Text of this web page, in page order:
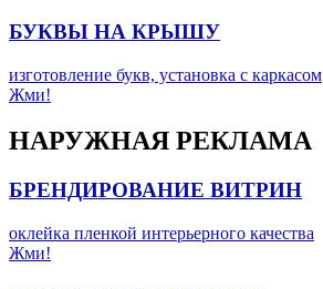
БУКВЫ НА КРЫШУ
изготовление букв, установка с каркасом
Жми!
НАРУЖНАЯ РЕКЛАМА
БРЕНДИРОВАНИЕ ВИТРИН
оклейка пленкой интерьерного качества
Жми!